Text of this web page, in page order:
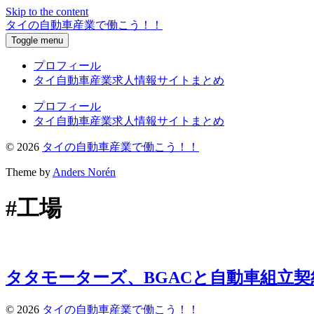
Skip to the content
タイの自動車産業で働こう！！
Toggle menu
プロフィール
タイ自動車産業求人情報サイトまとめ
プロフィール
タイ自動車産業求人情報サイトまとめ
© 2026 タイの自動車産業で働こう！！
Theme by Anders Norén
#工場
タタモーターズ、BGACと自動車組立
© 2026 タイの自動車産業で働こう！！